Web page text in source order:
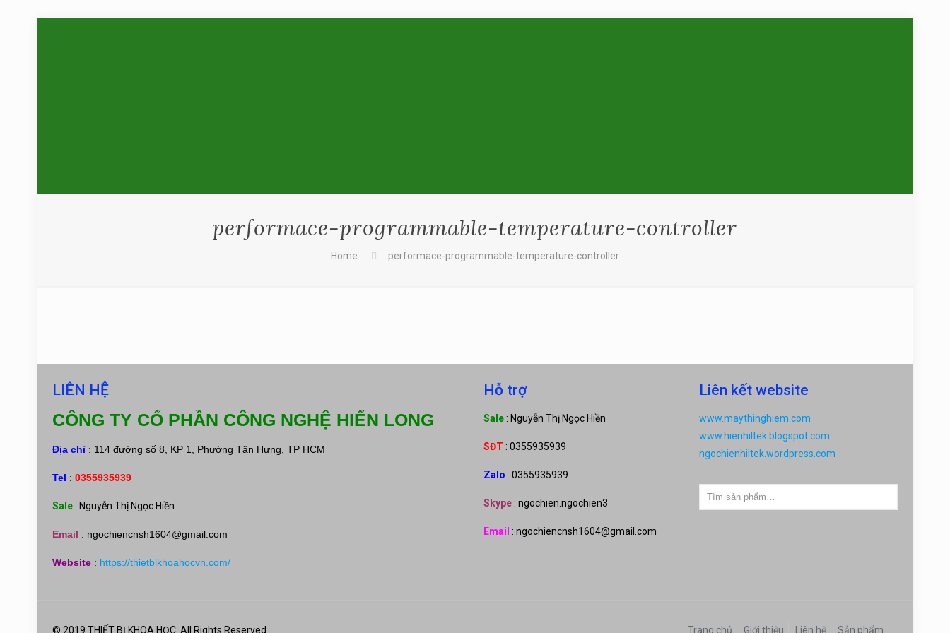
performace-programmable-temperature-controller
Home performace-programmable-temperature-controller
LIÊN HỆ
CÔNG TY CỔ PHẦN CÔNG NGHỆ HIỂN LONG
Địa chỉ : 114 đường số 8, KP 1, Phường Tân Hưng, TP HCM
Tel :0355935939
Sale : Nguyễn Thị Ngọc Hiền
Email : ngochiencnsh1604@gmail.com
Website : https://thietbikhoahocvn.com/
Hỗ trợ
Sale : Nguyễn Thị Ngọc Hiền
SĐT : 0355935939
Zalo : 0355935939
Skype : ngochien.ngochien3
Email : ngochiencnsh1604@gmail.com
Liên kết website
www.maythinghiem.com
www.hienhiltek.blogspot.com
ngochienhiltek.wordpress.com
© 2019 THIẾT BỊ KHOA HỌC. All Rights Reserved Trang chủ Giới thiệu Liên hệ Sản phẩm